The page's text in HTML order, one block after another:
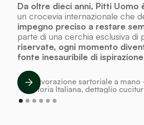
Da oltre dieci anni, Pitti Uomo
un crocevia internazionale che
impegno preciso a restare
parte di una cerchia esclusiva di
riservate, ogni momento
fonte inesauribile di